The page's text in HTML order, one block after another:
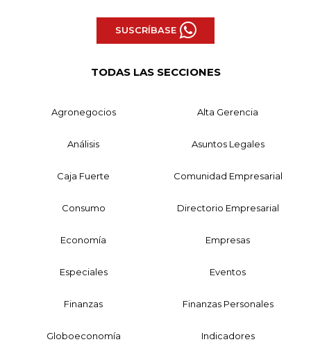
SUSCRÍBASE
TODAS LAS SECCIONES
Agronegocios Alta Gerencia
Análisis Asuntos Legales
Caja Fuerte Comunidad Empresarial
Consumo Directorio Empresarial
Economía Empresas
Especiales Eventos
Finanzas Finanzas Personales
Globoeconomía Indicadores